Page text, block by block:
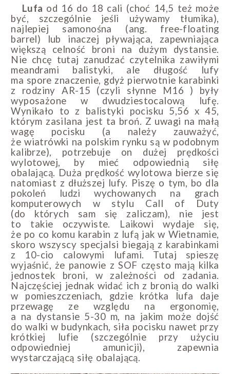
Lufa od 16 do 18 cali (choć 14,5 też może
być, szczególnie jeśli używamy tłumika),
najlepiej samonośna (ang. free-floating
barrel) lub inaczej pływająca, zapewniająca
większą celność broni na dużym dystansie.
Nie chcę tutaj zanudzać czytelnika zawiłymi
meandrami balistyki, ale długość lufy
ma spore znaczenie, gdyż pierwotnie karabinki
z rodziny AR-15 (czyli słynne M16 ) były
wyposażone w dwudziestocalową lufę.
Wynikało to z balistyki pocisku 5,56 x 45,
którym zasilana jest ta broń. Z uwagi na małą
wagę pocisku (a należy zauważyć,
że wiatrówki na polskim rynku są w podobnym
kalibrze), potrzebuje on dużej prędkości
wylotowej, by mieć odpowiednią siłę
obalającą. Duża prędkość wylotowa bierze się
natomiast z dłuższej lufy. Piszę o tym, bo dla
pokoleń ludzi wychowanych na grach
komputerowych w stylu Call of Duty
(do których sam się zaliczam), nie jest
to takie oczywiste. Laikowi wydaje się,
że po co komu karabin z lufą jak w Wietnamie,
skoro wszyscy specjalsi biegają z karabinkami
z 10-cio calowymi lufami. Tutaj spieszę
wyjaśnić, że panowie z SOF często mają kilka
jednostek broni, w zależności od zadania.
Najczęściej jednak widać ich z bronią do walki
w pomieszczeniach, gdzie krótka lufa daje
przewagę ze względu na ergonomię,
a na dystansie 5-30 m, na jakim może dojść
do walki w budynkach, siła pocisku nawet przy
krótkiej lufie (szczególnie przy użyciu
odpowiedniej amunicji), zapewnia
wystarczającą siłę obalającą.